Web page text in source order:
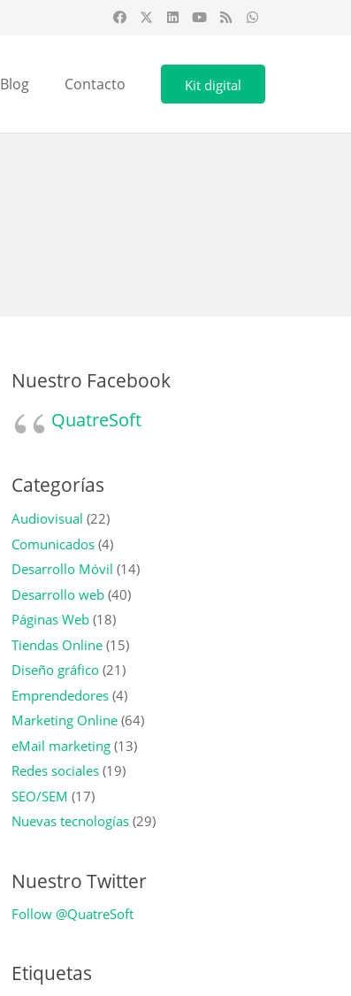
Blog Contacto Kit digital
Nuestro Facebook
QuatreSoft
Categorías
Audiovisual (22)
Comunicados(4)
Desarrollo Móvil (14)
Desarrollo web(40)
Páginas Web(18)
Tiendas Online(15)
Diseño gráfico(21)
Emprendedores(4)
Marketing Online(64)
eMail marketing(13)
Redes sociales(19)
SEO/SEM (17)
Nuevas tecnologías(29)
Nuestro Twitter
Follow @QuatreSoft
Etiquetas